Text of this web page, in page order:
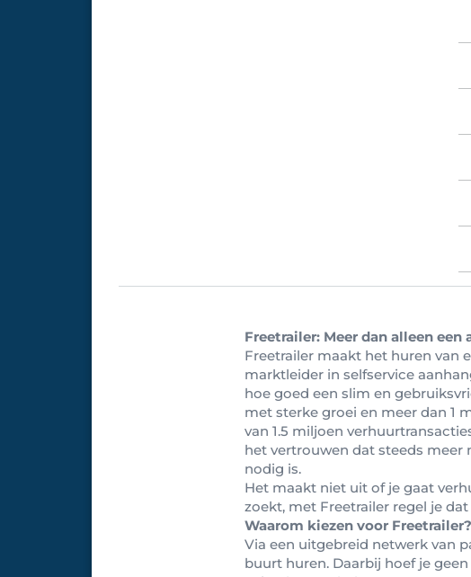
Freetrailer: Meer dan alleen een
Freetrailer maakt het huren van
marktleider in selfservice
hoe goed een slim en
met sterke groei en meer dan 1
van 1.5 miljoen
het vertrouwen dat steeds
nodig is.
Het maakt niet uit of je gaat
zoekt, met Freetrailer regel je dat
Waarom kiezen voor Freetrailer?
Via een uitgebreid netwerk van
buurt huren. Daarbij hoef je